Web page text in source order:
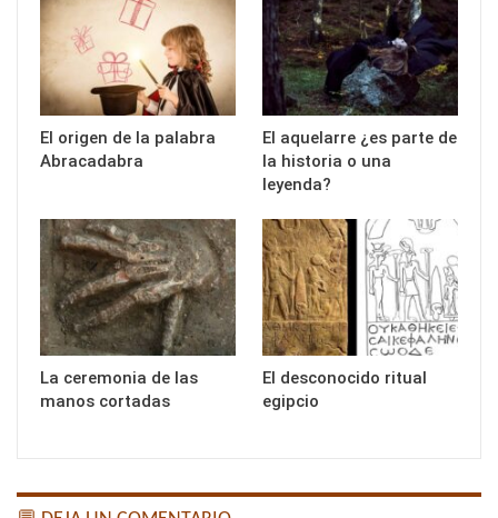
El origen de la palabra
Abracadabra
El aquelarre ¿es parte de
la historia o una
leyenda?
La ceremonia de las
manos cortadas
El desconocido ritual
egipcio